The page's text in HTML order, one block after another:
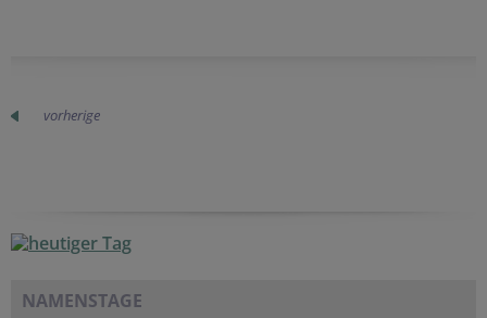
vorherige
NAMENSTAGE